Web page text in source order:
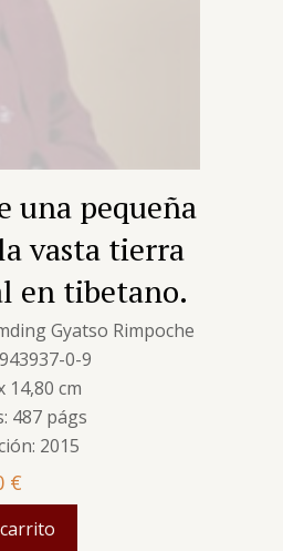
una pequeña
vasta tierra
en tibetano.
Gyatso Rimpoche
0-9
14,80 cm
487 págs
2015
€